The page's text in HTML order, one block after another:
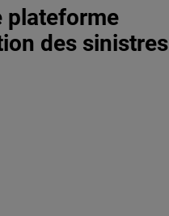
plateforme
des sinistres